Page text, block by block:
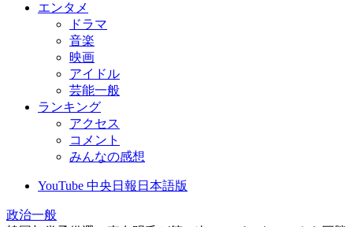
エンタメ
ドラマ
音楽
映画
アイドル
芸能一般
ランキング
アクセス
コメント
みんなの感想
YouTube 中央日報日本語版
政治一般